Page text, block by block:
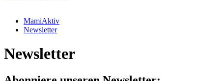
MamiAktiv
Newsletter
Newsletter